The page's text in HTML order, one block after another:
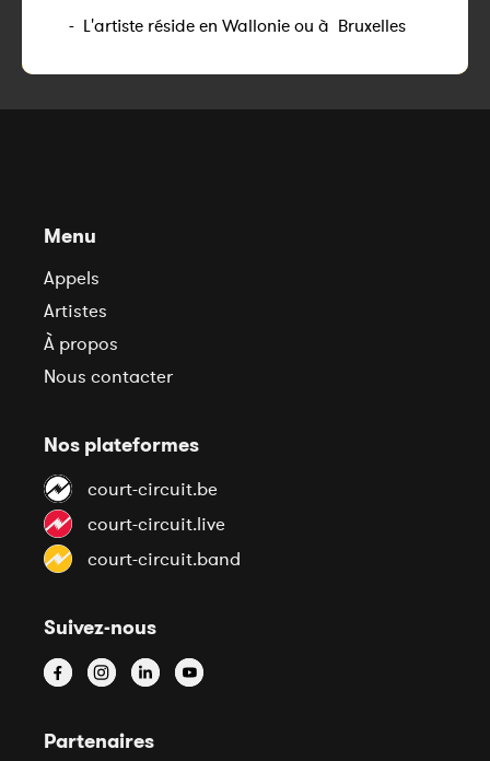
- L'artiste réside en Wallonie ou à Bruxelles
Menu
Appels
Artistes
À propos
Nous contacter
Nos plateformes
court-circuit.be
court-circuit.live
court-circuit.band
Suivez-nous
Partenaires